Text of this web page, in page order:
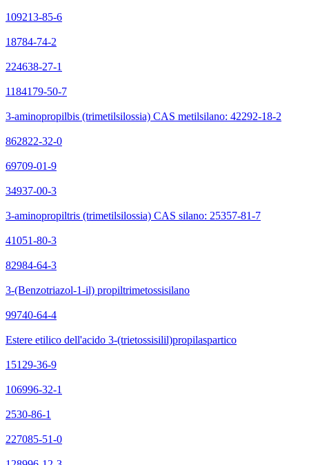
109213-85-6
18784-74-2
224638-27-1
1184179-50-7
3-aminopropilbis (trimetilsilossia) CAS metilsilano: 42292-18-2
862822-32-0
69709-01-9
34937-00-3
3-aminopropiltris (trimetilsilossia) CAS silano: 25357-81-7
41051-80-3
82984-64-3
3-(Benzotriazol-1-il) propiltrimetossisilano
99740-64-4
Estere etilico dell'acido 3-(trietossisilil)propilaspartico
15129-36-9
106996-32-1
2530-86-1
227085-51-0